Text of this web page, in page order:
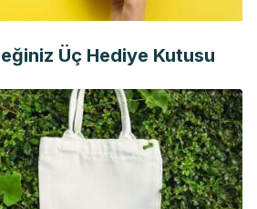
Üç Hediye Kutusu